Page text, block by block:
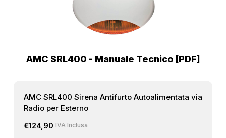
AMC SRL400 - Manuale Tecnico [PDF]
AMC SRL400 Sirena Antifurto Autoalimentata via
Radio per Esterno
€124,90 IVA Inclusa